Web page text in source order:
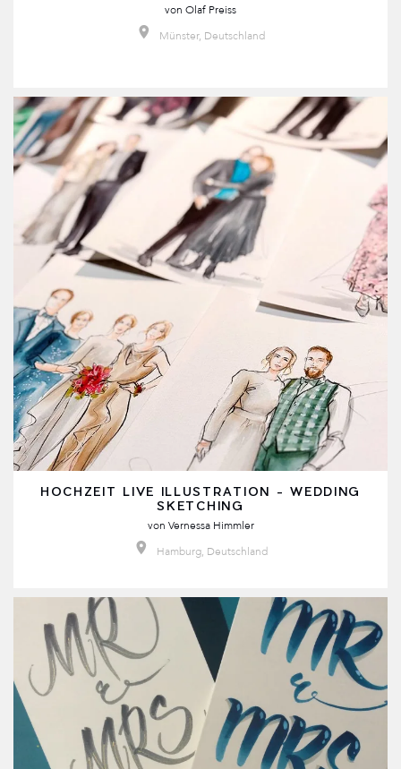
von Olaf Preiss
Münster, Deutschland
HOCHZEIT LIVE ILLUSTRATION - WEDDING
SKETCHING
von Vernessa Himmler
Hamburg, Deutschland